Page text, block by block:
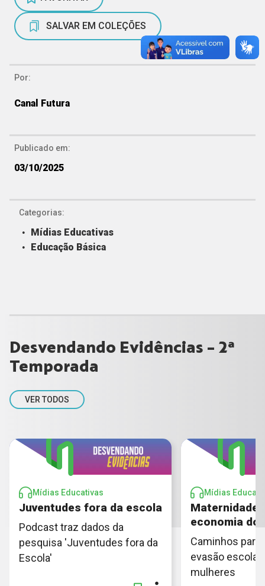
SALVAR EM COLEÇÕES
Por:
Canal Futura
Publicado em:
03/10/2025
Categorias:
Mídias Educativas
Educação Básica
Desvendando Evidências - 2ª
Temporada
VER TODOS
Mídias Educativas
Juventudes fora da escola
Podcast traz dados da
pesquisa 'Juventudes fora da
Escola'
Mídias
Maternidade,
economia do
Caminhos para
evasão escolar
mulheres